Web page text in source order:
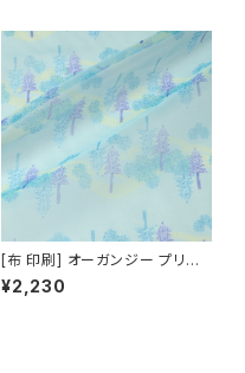
[布 印刷] オーガンジー プリント
有効幅130cm [昇華転写/50c
m単位]
¥2,230